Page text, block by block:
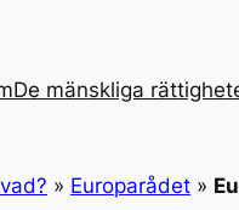
De mänskliga
» Europarådet »